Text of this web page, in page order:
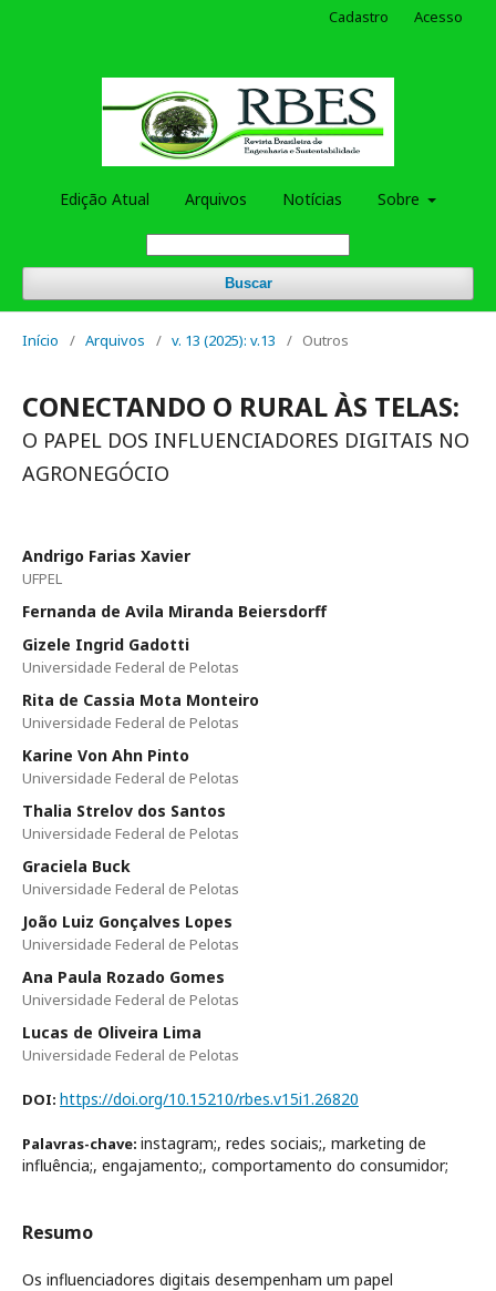
Edição Atual Arquivos Notícias Sobre
Buscar
Cadastro Acesso
Início / Arquivos / v. 13 (2025): v.13 / Outros
CONECTANDO O RURAL ÀS TELAS:
O PAPEL DOS INFLUENCIADORES DIGITAIS NO
AGRONEGÓCIO
Andrigo Farias Xavier
UFPEL
Fernanda de Avila Miranda Beiersdorff
Gizele Ingrid Gadotti
Universidade Federal de Pelotas
Rita de Cassia Mota Monteiro
Universidade Federal de Pelotas
Karine Von Ahn Pinto
Universidade Federal de Pelotas
Thalia Strelov dos Santos
Universidade Federal de Pelotas
Graciela Buck
Universidade Federal de Pelotas
João Luiz Gonçalves Lopes
Universidade Federal de Pelotas
Ana Paula Rozado Gomes
Universidade Federal de Pelotas
Lucas de Oliveira Lima
Universidade Federal de Pelotas
DOI: https://doi.org/10.15210/rbes.v15i1.26820
Palavras-chave: instagram;, redes sociais;, marketing de
influência;, engajamento;, comportamento do consumidor;
Resumo
Os influenciadores digitais desempenham um papel